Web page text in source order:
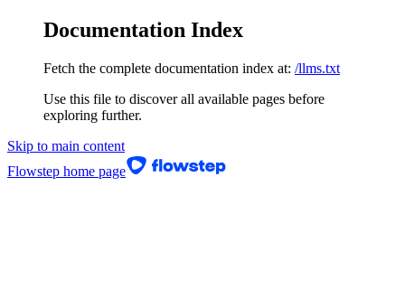
Documentation Index
Fetch the complete documentation index at: /llms.txt
Use this file to discover all available pages before
exploring further.
Skip to main content
Flowstep home page